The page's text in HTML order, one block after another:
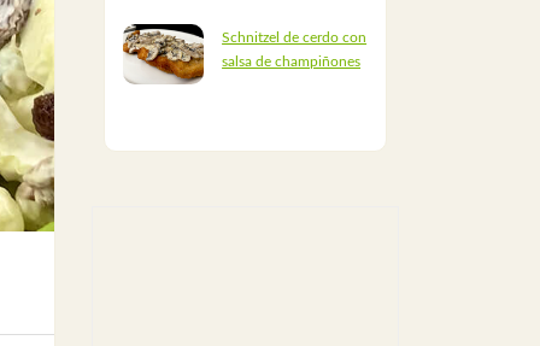
Schnitzel de cerdo con
salsa de champiñones